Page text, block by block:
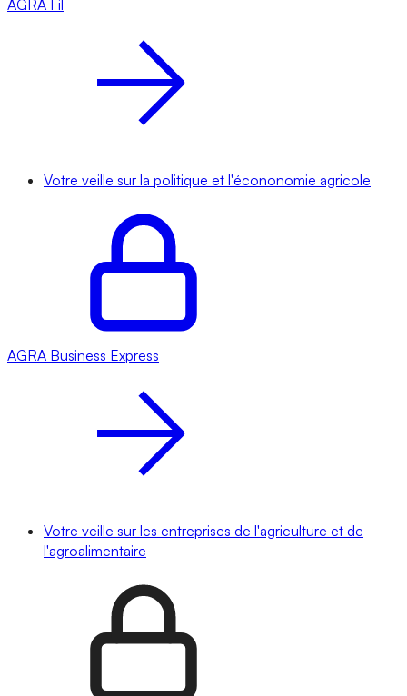
AGRA Fil
Votre veille sur la politique et l'écononomie agricole
AGRA Business Express
Votre veille sur les entreprises de l'agriculture et de
l'agroalimentaire